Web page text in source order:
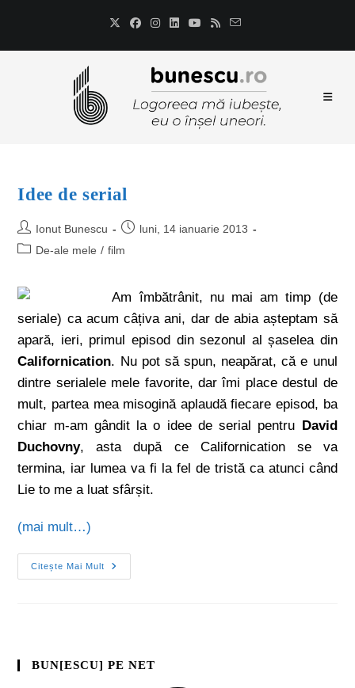
Idee de serial
Ionut Bunescu
luni, 14 ianuarie 2013
De-ale mele / film
Am îmbătrânit, nu mai am timp (de
seriale) ca acum câțiva ani, dar de abia așteptam să
apară, ieri, primul episod din sezonul al șaselea din
Californication. Nu pot să spun, neapărat, că e unul
dintre serialele mele favorite, dar îmi place destul de
mult, partea mea misogină aplaudă fiecare episod, ba
chiar m-am gândit la o idee de serial pentru David
Duchovny, asta după ce Californication se va
termina, iar lumea va fi la fel de tristă ca atunci când
Lie to me a luat sfârșit.
(mai mult…)
Citește Mai Mult
BUN[ESCU] PE NET